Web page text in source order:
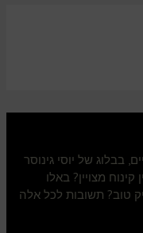
בבלוג של יוסי גינוסר
מצויין? באלו
טוב? תשובות לכל אלה